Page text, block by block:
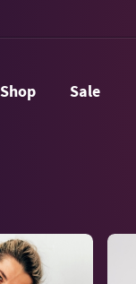
Shop Sale